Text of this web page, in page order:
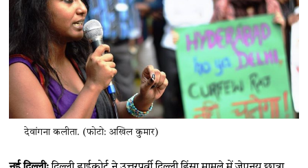
देवांगना कलीता. (फोटो: अखिल कुमार)